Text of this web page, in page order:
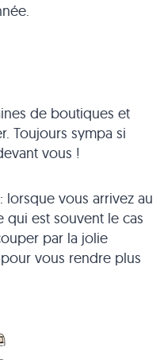
de boutiques et
Toujours sympa si
vous !
lorsque vous arrivez au
qui est souvent le cas
par la jolie
vous rendre plus